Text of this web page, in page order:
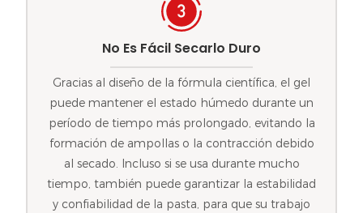
No Es Fácil Secarlo Duro
Gracias al diseño de la fórmula científica, el gel
puede mantener el estado húmedo durante un
período de tiempo más prolongado, evitando la
formación de ampollas o la contracción debido
al secado. Incluso si se usa durante mucho
tiempo, también puede garantizar la estabilidad
y confiabilidad de la pasta, para que su trabajo